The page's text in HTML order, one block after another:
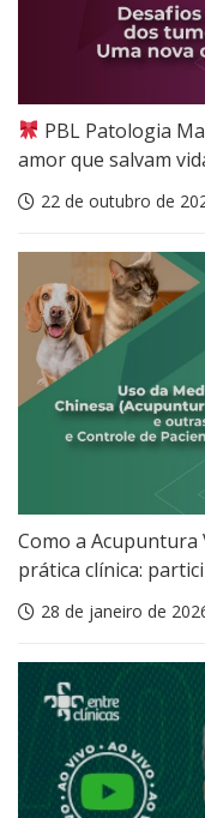
PBL Patologia
amor que salvam
22 de outubro de
Como a
prática clínica:
28 de janeiro de